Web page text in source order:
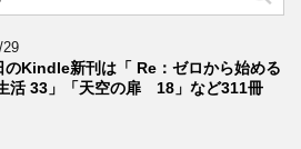
29
のKindle新刊は「 Re：ゼロから始める
活 33」「天空の扉 18」など311冊